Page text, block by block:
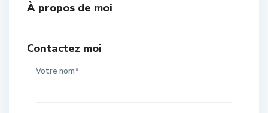
À propos de moi
Contactez moi
Votre nom*